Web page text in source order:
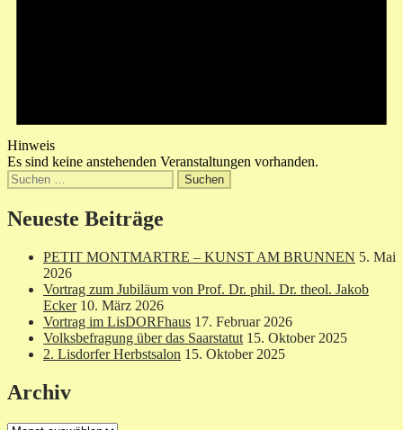
Hinweis
Es sind keine anstehenden Veranstaltungen vorhanden.
Suchen
nach:
Neueste Beiträge
PETIT MONTMARTRE – KUNST AM BRUNNEN 5. Mai
2026
Vortrag zum Jubiläum von Prof. Dr. phil. Dr. theol. Jakob
Ecker 10. März 2026
Vortrag im LisDORFhaus 17. Februar 2026
Volksbefragung über das Saarstatut 15. Oktober 2025
2. Lisdorfer Herbstsalon 15. Oktober 2025
Archiv